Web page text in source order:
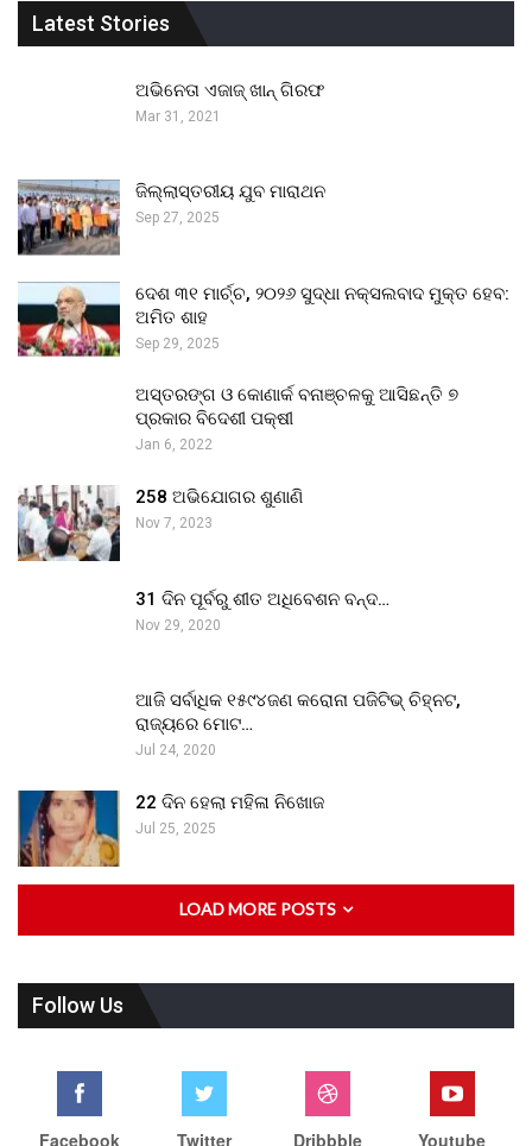
Latest Stories
ଅଭିନେତା ଏଜାଜ୍ ଖାନ୍ ଗିରଫ
Mar 31, 2021
ଜିଲ୍ଲାସ୍ତରୀୟ ଯୁବ ମାରାଥନ
Sep 27, 2025
ଦେଶ ୩୧ ମାର୍ଚ୍ଚ, ୨୦୨୬ ସୁଦ୍ଧା ନକ୍ସଲବାଦ ମୁକ୍ତ ହେବ:
ଅମିତ ଶାହ
Sep 29, 2025
ଅସ୍ତରଙ୍ଗ ଓ କୋଣାର୍କ ବନାଞ୍ଚଳକୁ ଆସିଛନ୍ତି ୭
ପ୍ରକାର ବିଦେଶୀ ପକ୍ଷୀ
Jan 6, 2022
258 ଅଭିଯୋଗର ଶୁଣାଣି
Nov 7, 2023
31 ଦିନ ପୂର୍ବରୁ ଶୀତ ଅଧିବେଶନ ବନ୍ଦ…
Nov 29, 2020
ଆଜି ସର୍ବାଧିକ ୧୫୯୪ଜଣ କରୋନା ପଜିଟିଭ୍ ଚିହ୍ନଟ,
ରାଜ୍ୟରେ ମୋଟ…
Jul 24, 2020
22 ଦିନ ହେଲା ମହିଳା ନିଖୋଜ
Jul 25, 2025
LOAD MORE POSTS
Follow Us
Facebook Twitter Dribbble Youtube